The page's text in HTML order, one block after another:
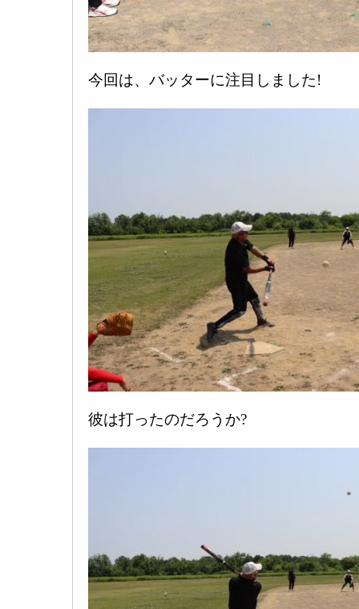
今回は、バッターに注目しました!
彼は打ったのだろうか?